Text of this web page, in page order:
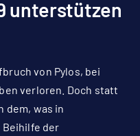
unterstützen
von Pylos, bei
verloren. Doch statt
dem, was in
der